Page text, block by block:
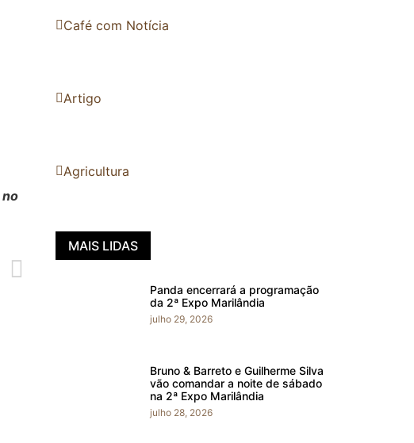
Café com Notícia
Artigo
Agricultura
MAIS LIDAS
Panda encerrará a programação
da 2ª Expo Marilândia
julho 29, 2026
Bruno & Barreto e Guilherme Silva
vão comandar a noite de sábado
na 2ª Expo Marilândia
julho 28, 2026